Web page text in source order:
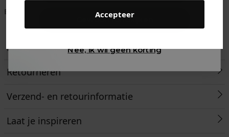
Accepteer
Betaal achteraf met
Voor 23:59 besteld
is morgen in huis!*
Klantenservice
Retourneren
Verzend- en retourinformatie
Laat je inspireren
Gewoon rondkijken
Nee, ik wil geen korting